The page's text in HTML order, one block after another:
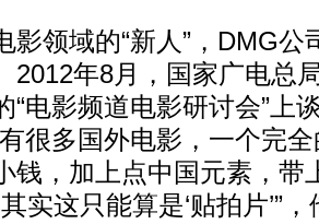
领域的“新人”，DMG公
2012年8月，国家广电总
“电影频道电影研讨会”上
很多国外电影，一个完
钱，加上点中国元素，带
其实这只能算是‘贴拍片’”